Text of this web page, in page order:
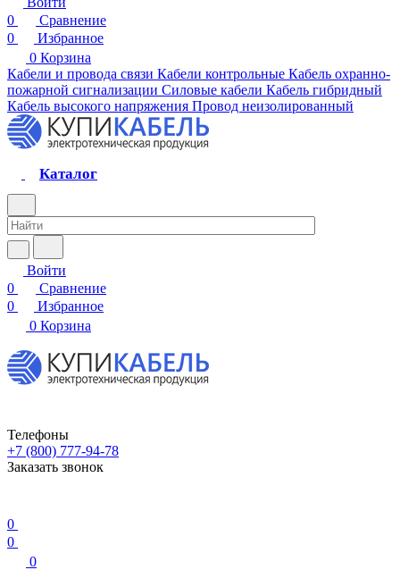
0
Сравнение
0
Избранное
0 Корзина
Кабели и провода связи Кабели контрольные Кабель охранно-
пожарной сигнализации Силовые кабели Кабель гибридный
Кабель высокого напряжения Провод неизолированный
Каталог
Войти
0
Сравнение
0
Избранное
0 Корзина
Телефоны
+7 (800) 777-94-78
Заказать звонок
0
0
0